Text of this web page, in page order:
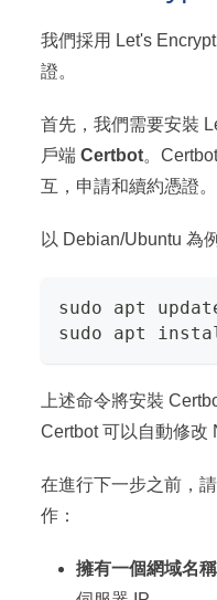
我們採用 Let's
證。
首先，我們需要安裝
戶端Certbot。
互，申請和續約憑證。
以 Debian/Ubuntu 為
sudo apt
sudo apt
上述命令將安裝
Certbot 可以自動修改
在進行下一步之前，
作：
擁有一個網域名稱